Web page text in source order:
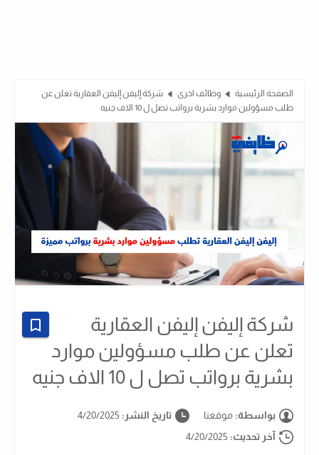
الصفحة الرئيسية وظائف اخرى
شركة إليفن إليفن العقارية تعلن عن
طلب مسؤولين موارد بشرية برواتب تصل ل 10 الاف جنيه
شركة إليفن إليفن العقارية
تعلن عن طلب مسؤولين موارد
بشرية برواتب تصل ل 10 الاف جنيه
بواسطة: موقعنا تاريخ النشر: 4/20/2025
آخر تحديث: 4/20/2025